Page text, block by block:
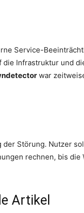
Service-
Infrastruktur und
war
Störung. Nutzer
rechnen, bis die
Artikel